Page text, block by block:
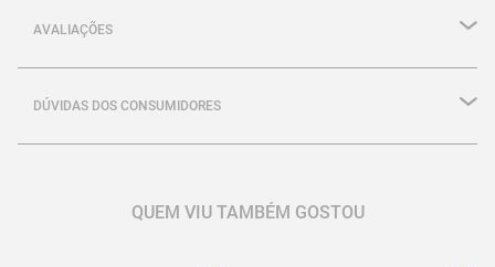
AVALIAÇÕES
DÚVIDAS DOS CONSUMIDORES
QUEM VIU TAMBÉM GOSTOU